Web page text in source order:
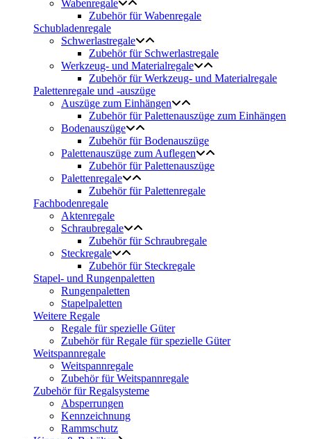
Wabenregale
Zubehör für Wabenregale
Schubladenregale
Schwerlastregale
Zubehör für Schwerlastregale
Werkzeug- und Materialregale
Zubehör für Werkzeug- und Materialregale
Palettenregale und -auszüge
Auszüge zum Einhängen
Zubehör für Palettenauszüge zum Einhängen
Bodenauszüge
Zubehör für Bodenauszüge
Palettenauszüge zum Auflegen
Zubehör für Palettenauszüge
Palettenregale
Zubehör für Palettenregale
Fachbodenregale
Aktenregale
Schraubregale
Zubehör für Schraubregale
Steckregale
Zubehör für Steckregale
Stapel- und Rungenpaletten
Rungenpaletten
Stapelpaletten
Weitere Regale
Regale für spezielle Güter
Zubehör für Regale für spezielle Güter
Weitspannregale
Weitspannregale
Zubehör für Weitspannregale
Zubehör für Regalsysteme
Absperrungen
Kennzeichnung
Rammschutz